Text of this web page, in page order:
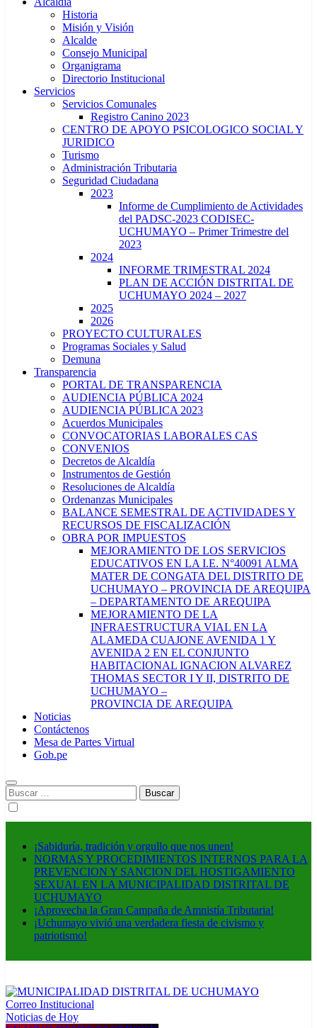
Historia
Misión y Visión
Alcalde
Consejo Municipal
Organigrama
Directorio Institucional
Servicios
Servicios Comunales
Registro Canino 2023
CENTRO DE APOYO PSICOLOGICO SOCIAL Y
JURIDICO
Turismo
Administración Tributaria
Seguridad Ciudadana
2023
Informe de Cumplimiento de Actividades
del PADSC-2023 CODISEC-
UCHUMAYO – Primer Trimestre del
2023
2024
INFORME TRIMESTRAL 2024
PLAN DE ACCIÓN DISTRITAL DE
UCHUMAYO 2024 – 2027
2025
2026
PROYECTO CULTURALES
Programas Sociales y Salud
Demuna
Transparencia
PORTAL DE TRANSPARENCIA
AUDIENCIA PÚBLICA 2024
AUDIENCIA PÚBLICA 2023
Acuerdos Municipales
CONVOCATORIAS LABORALES CAS
CONVENIOS
Decretos de Alcaldía
Instrumentos de Gestión
Resoluciones de Alcaldía
Ordenanzas Municipales
BALANCE SEMESTRAL DE ACTIVIDADES Y
RECURSOS DE FISCALIZACIÓN
OBRA POR IMPUESTOS
MEJORAMIENTO DE LOS SERVICIOS
EDUCATIVOS EN LA I.E. N°40091 ALMA
MATER DE CONGATA DEL DISTRITO DE
UCHUMAYO – PROVINCIA DE AREQUIPA
– DEPARTAMENTO DE AREQUIPA
MEJORAMIENTO DE LA
INFRAESTRUCTURA VIAL EN LA
ALAMEDA CUAJONE AVENIDA 1 Y
AVENIDA 2 EN EL CONJUNTO
HABITACIONAL IGNACION ALVAREZ
THOMAS SECTOR I Y II, DISTRITO DE
UCHUMAYO –
PROVINCIA DE AREQUIPA
Noticias
Contáctenos
Mesa de Partes Virtual
Gob.pe
Buscar:
¡Sabiduría, tradición y orgullo que nos unen!
NORMAS Y PROCEDIMIENTOS INTERNOS PARA LA
PREVENCION Y SANCION DEL HOSTIGAMIENTO
SEXUAL EN LA MUNICIPALIDAD DISTRITAL DE
UCHUMAYO
¡Aprovecha la Gran Campaña de Amnistía Tributaria!
¡Uchumayo vivió una verdadera fiesta de civismo y
patriotismo!
MUNICIPALIDAD DISTRITAL DE UCHUMAYO
Construyendo una nueva Historia
Correo Institucional
Noticias de Hoy